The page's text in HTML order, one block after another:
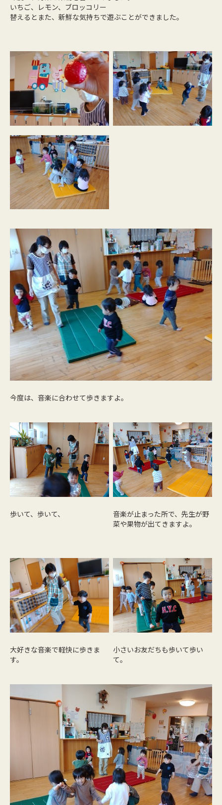
いちご、レモン、ブロッコリー
替えるとまた、新鮮な気持ちで遊ぶことができました。
今度は、音楽に合わせて歩きますよ。
歩いて、歩いて、
音楽が止まった所で、先生が野
菜や果物が出てきますよ。
大好きな音楽で軽快に歩きま
す。
小さいお友だちも歩いて歩い
て。